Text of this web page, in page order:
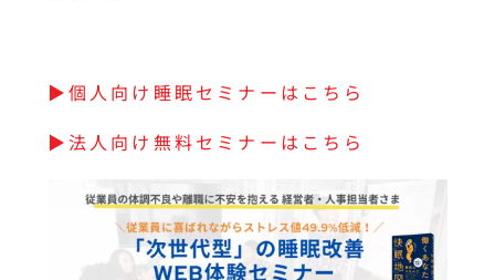
▶︎個人向け睡眠セミナーはこちら
▶︎法人向け無料セミナーはこちら